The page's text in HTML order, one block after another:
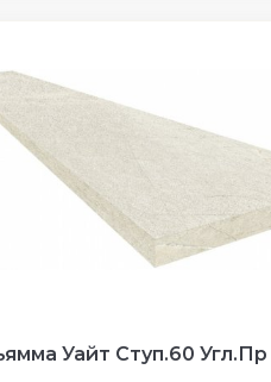
Уайт Ступ.60 Угл.Пр